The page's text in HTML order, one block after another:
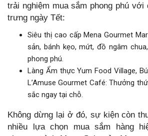
trải nghiệm mua sắm phong phú với
trưng ngày Tết:
Siêu thị cao cấp Mena Gourmet
sản, bánh kẹo, mứt, đồ ngâm
phong phú.
Làng Ẩm thực Yum Food Village,
L’Amuse Gourmet Café: Thưởng
sắc ngay tại chỗ.
Không dừng lại ở đó, sự kiện còn
nhiều lựa chọn mua sắm hàng